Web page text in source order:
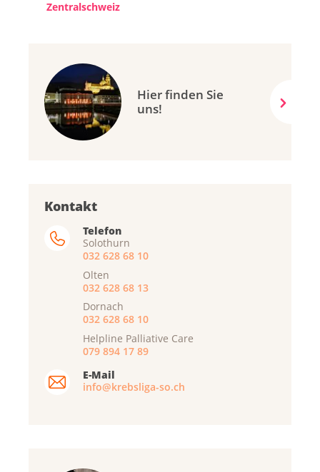
Zentralschweiz
Hier finden Sie
uns!
Kontakt
Telefon
Solothurn
032 628 68 10
Olten
032 628 68 13
Dornach
032 628 68 10
Helpline Palliative Care
079 894 17 89
E-Mail
info@krebsliga-so.ch